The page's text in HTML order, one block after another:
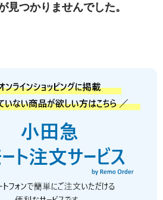
見つかりませんでした。